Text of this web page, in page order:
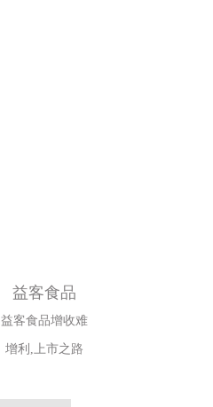
益客食品
益客食品增收难
增利,上市之路